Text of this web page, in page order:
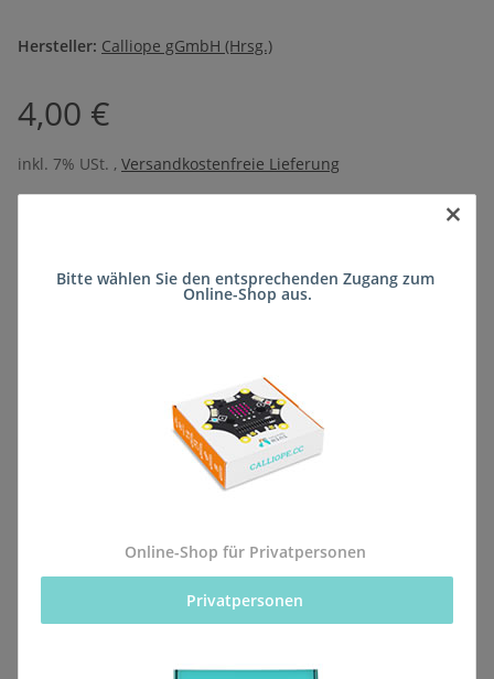
Hersteller: Calliope gGmbH (Hrsg.)
4,00 €
inkl. 7% USt. , Versandkostenfreie Lieferung
Lieferzeit:ca. 5 Wochen(DE - kein
Beschreibung
Alle Bestellungen für dieses Produkt werden direkt an
die Schule (Realschule plus Lambrecht) geliefert,
×
Bitte wählen Sie den entsprechenden Zugang zum
Online-Shop aus.
Online-Shop für Privatpersonen
Privatpersonen